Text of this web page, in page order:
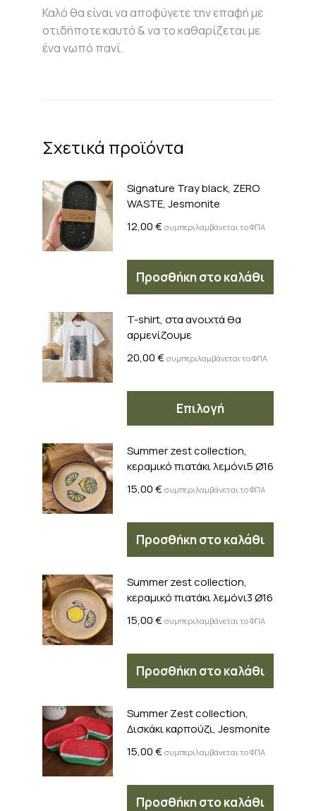
Καλό θα είναι να αποφύγετε την επαφή με
οτιδήποτε καυτό & να το καθαρίζεται με
ένα νωπό πανί.
Σχετικά προϊόντα
Signature Tray black, ZERO
WASTE, Jesmonite
12,00€ συμπεριλαμβάνεται το ΦΠΑ
Προσθήκη στο καλάθι
T-shirt, στα ανοιχτά θα
αρμενίζουμε
20,00€ συμπεριλαμβάνεται το ΦΠΑ
Επιλογή
να
Summer zest collection,
κεραμικό πιατάκι λεμόνι5 Ø16
15,00€ συμπεριλαμβάνεται το ΦΠΑ
Προσθήκη στο καλάθι
Summer zest collection,
κεραμικό πιατάκι λεμόνι3 Ø16
15,00€ συμπεριλαμβάνεται το ΦΠΑ
Προσθήκη στο καλάθι
Summer Zest collection,
Δισκάκι καρπούζι, Jesmonite
15,00€ συμπεριλαμβάνεται το ΦΠΑ
Προσθήκη στο καλάθι